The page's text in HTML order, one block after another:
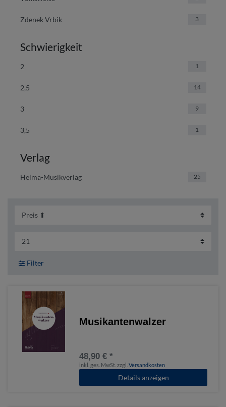
Zdenek Vrbik 3
Schwierigkeit
2 1
2,5 14
3 9
3,5 1
Verlag
Helma-Musikverlag 25
Filter
Musikantenwalzer
48,90 € *
inkl. ges. MwSt. zzgl.Versandkosten
Details anzeigen